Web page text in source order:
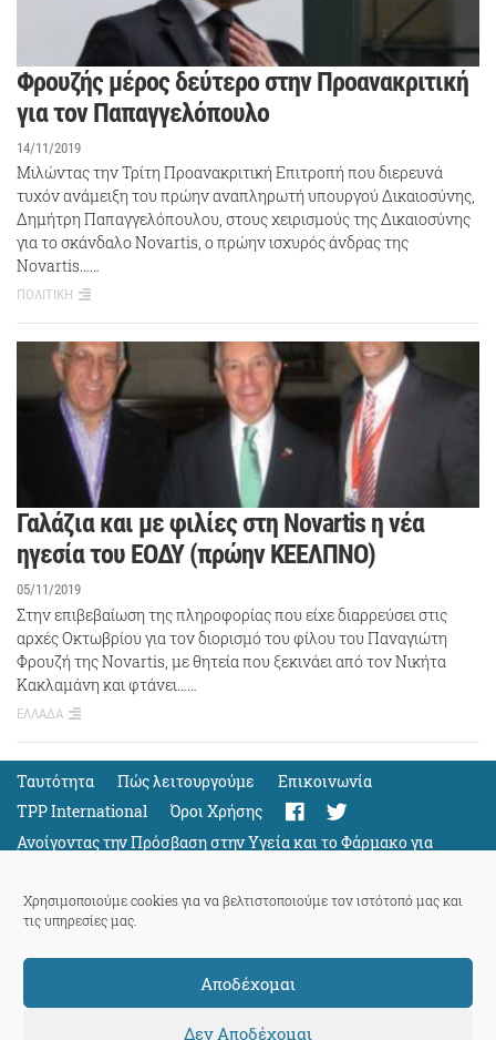
Χρησιμοποιούμε cookies για να βελτιστοποιούμε τον ιστότοπό μας και
τις υπηρεσίες μας.
Αποδέχομαι
Δεν Αποδέχομαι
Φρουζής μέρος δεύτερο στην Προανακριτική
για τον Παπαγγελόπουλο
14/11/2019
Μιλώντας την Τρίτη Προανακριτική Επιτροπή που διερευνά
τυχόν ανάμειξη του πρώην αναπληρωτή υπουργού Δικαιοσύνης,
Δημήτρη Παπαγγελόπουλου, στους χειρισμούς της Δικαιοσύνης
για το σκάνδαλο Novartis, ο πρώην ισχυρός άνδρας της
Novartis……
ΠΟΛΙΤΙΚΗ
Γαλάζια και με φιλίες στη Novartis η νέα
ηγεσία του ΕΟΔΥ (πρώην ΚΕΕΛΠΝΟ)
05/11/2019
Στην επιβεβαίωση της πληροφορίας που είχε διαρρεύσει στις
αρχές Οκτωβρίου για τον διορισμό του φίλου του Παναγιώτη
Φρουζή της Novartis, με θητεία που ξεκινάει από τον Νικήτα
Κακλαμάνη και φτάνει……
ΕΛΛΑΔΑ
Ταυτότητα Πώς λειτουργούμε
Eπικοινωνία
TPP International
Όροι Χρήσης
Ανοίγοντας την Πρόσβαση στην Υγεία και το Φάρμακο για
Όλους
Support
ThePressProject
powered by our community members